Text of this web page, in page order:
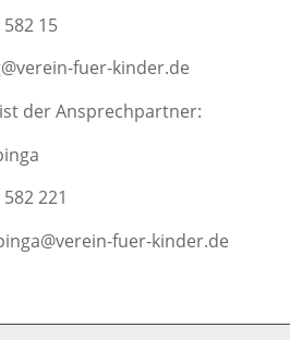
15
fuer-kinder.de
der Ansprechpartner:
221
fuer-kinder.de